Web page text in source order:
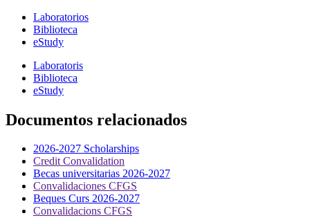
Laboratorios
Biblioteca
eStudy
Laboratoris
Biblioteca
eStudy
Documentos relacionados
2026-2027 Scholarships
Credit Convalidation
Becas universitarias 2026-2027
Convalidaciones CFGS
Beques Curs 2026-2027
Convalidacions CFGS